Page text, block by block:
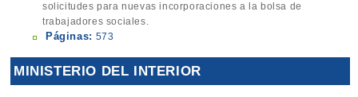
solicitudes para nuevas incorporaciones a la bolsa de
trabajadores sociales.
Páginas: 573
MINISTERIO DEL INTERIOR